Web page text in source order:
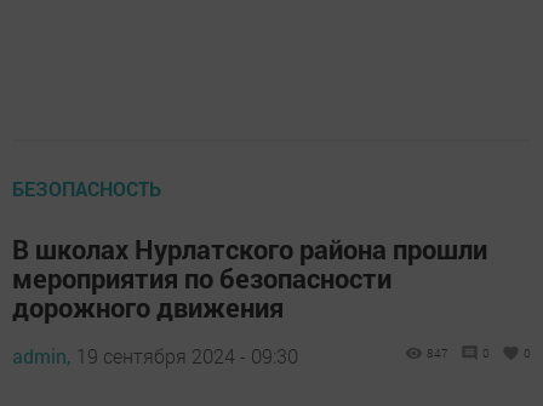
БЕЗОПАСНОСТЬ
В школах Нурлатского района прошли
мероприятия по безопасности
дорожного движения
admin, 19 сентября 2024 - 09:30 847 0 0